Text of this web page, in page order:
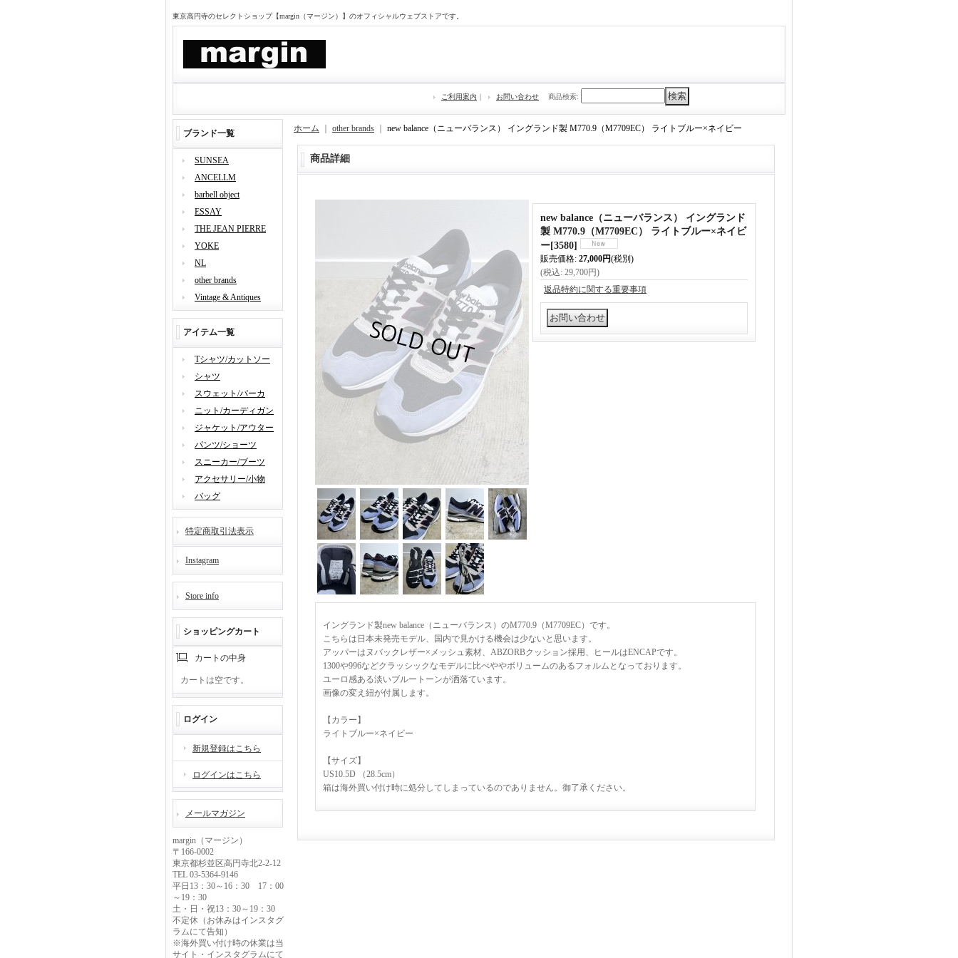
東京高円寺のセレクトショップ【margin（マージン）】のオフィシャルウェブストアです。
ご利用案内 ｜ お問い合わせ 商品検索:
ブランド一覧
SUNSEA
ANCELLM
barbell object
ESSAY
THE JEAN PIERRE
YOKE
NL
other brands
Vintage & Antiques
アイテム一覧
Tシャツ/カットソー
シャツ
スウェット/パーカ
ニット/カーディガン
ジャケット/アウター
パンツ/ショーツ
スニーカー/ブーツ
アクセサリー/小物
バッグ
特定商取引法表示
Instagram
Store info
ショッピングカート
カートの中身
カートは空です。
ログイン
新規登録はこちら
ログインはこちら
メールマガジン
margin（マージン）
〒166-0002
東京都杉並区高円寺北2-2-12
TEL 03-5364-9146
平日13：30～16：30 17：00
～19：30
土・日・祝13：30～19：30
不定休（お休みはインスタグ
ラムにて告知）
※海外買い付け時の休業は当
サイト・インスタグラムにて
ホーム other brands new balance（ニューバランス） イングランド製 M770.9（M7709EC） ライトブルー×ネイビー
商品詳細
new balance（ニューバランス） イングランド
製 M770.9（M7709EC） ライトブルー×ネイビ
ー[3580]
販売価格: 27,000円(税別)
(税込: 29,700円)
返品特約に関する重要事項
イングランド製new balance（ニューバランス）のM770.9（M7709EC）です。
こちらは日本未発売モデル、国内で見かける機会は少ないと思います。
アッパーはヌバックレザー×メッシュ素材、ABZORBクッション採用、ヒールはENCAPです。
1300や996などクラッシックなモデルに比べややボリュームのあるフォルムとなっております。
ユーロ感ある淡いブルートーンが洒落ています。
画像の変え紐が付属します。
【カラー】
ライトブルー×ネイビー
【サイズ】
US10.5D （28.5cm）
箱は海外買い付け時に処分してしまっているのでありません。御了承ください。